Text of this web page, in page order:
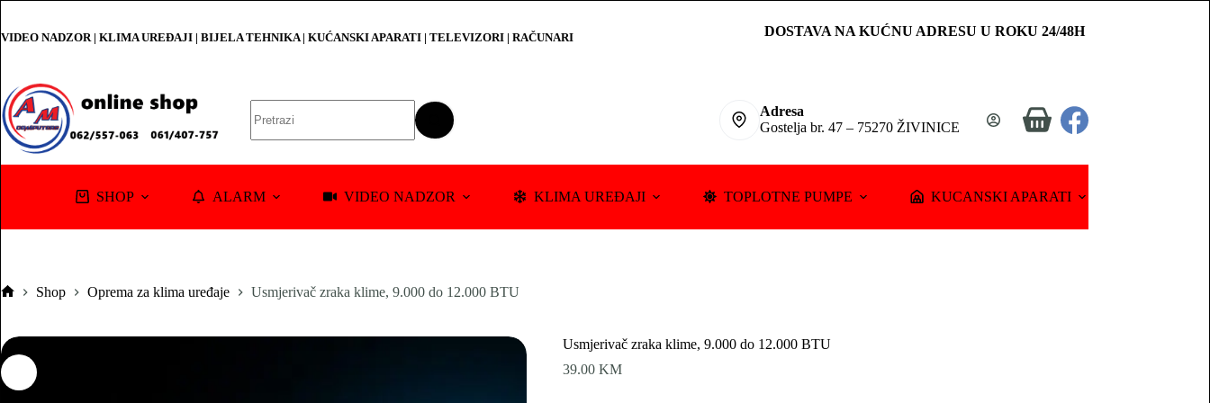
content
VIDEO NADZOR | KLIMA UREĐAJI | BIJELA TEHNIKA | KUĆANSKI APARATI | TELEVIZORI | RAČUNARI DOSTAVA NA KUĆNU ADRESU U ROKU 24/48H
results
Adresa
Gostelja br. 47 – 75270 ŽIVINICE
Shopping
SHOP ALARM VIDEO NADZOR KLIMA UREĐAJI TOPLOTNE PUMPE KUCANSKI APARATI
Shop Oprema za klima uređaje Usmjerivač zraka klime, 9.000 do 12.000 BTU
Usmjerivač zraka klime, 9.000 do 12.000 BTU
39.00 KM